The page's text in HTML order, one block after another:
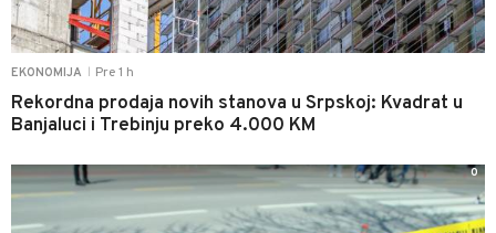
EKONOMIJA Pre 1 h
Rekordna prodaja novih stanova u Srpskoj: Kvadrat u
Banjaluci i Trebinju preko 4.000 KM
0